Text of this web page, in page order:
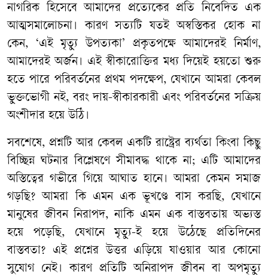
নাগরিক হিসেবে আমাদের প্রত্যেকের প্রতি নিবেদিত এক
আত্মসমালোচনা। কারণ সত্যটি যতই অস্বস্তিকর হোক না
কেন, ‘এই মৃত্যু উপত্যকা’ প্রকৃতপক্ষে আমাদেরই নির্মাণ,
আমাদেরই অর্জন। এই স্বীকারোক্তির মধ্য দিয়েই হয়তো শুরু
হতে পারে পরিবর্তনের প্রথম পদক্ষেপ, যেখানে আমরা কেবল
ভুক্তভোগী নই, বরং দায়-স্বীকারকারী এবং পরিবর্তনের সক্রিয়
অংশীদার হয়ে উঠি।
সবশেষে, প্রশ্নটি আর কেবল একটি রাষ্ট্রের ব্যর্থতা কিংবা কিছু
বিচ্ছিন্ন ঘটনার বিশ্লেষণে সীমাবদ্ধ থাকে না; এটি আমাদের
অস্তিত্বের গভীরে গিয়ে আঘাত হানে। আমরা কেমন সমাজ
গড়ছি? আমরা কি এমন এক ভূখণ্ডে বাস করছি, যেখানে
মানুষের জীবন নিরাপদ, নাকি এমন এক বাস্তবতায় অভ্যস্ত
হয়ে পড়েছি, যেখানে মৃত্যু-ই হয়ে উঠেছে প্রতিদিনের
বাস্তবতা? এই প্রশ্নের উত্তর এড়িয়ে যাওয়ার আর কোনো
সুযোগ নেই। কারণ প্রতিটি অনিরাপদ জীবন বা অপমৃত্যু